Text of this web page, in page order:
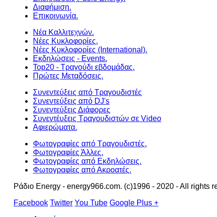
Διαφήμιση.
Επικοινωνία.
Νέα Καλλιτεχνών.
Νέες Κυκλοφορίες.
Νέες Κυκλοφορίες (International).
Εκδηλώσεις - Events.
Top20 - Τραγούδι εβδομάδας.
Πρώτες Μεταδόσεις.
Συνεντεύξεις από Τραγουδιστές
Συνεντεύξεις από DJ's
Συνεντεύξεις Διάφορες
Συνεντέυξεις Τραγουδιστών σε Video
Αφιερώματα.
Φωτογραφίες από Τραγουδιστές.
Φωτογραφίες Άλλες.
Φωτογραφίες από Εκδηλώσεις.
Φωτογραφίες από Ακροατές.
Ράδιο Energy - energy966.com. (c)1996 - 2020 - All rights
Facebook Twitter You Tube Google Plus +